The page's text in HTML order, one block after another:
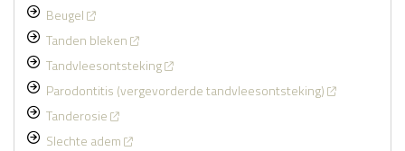
Beugel
Tanden bleken
Tandvleesontsteking
Parodontitis (vergevorderde tandvleesontsteking)
Tanderosie
Slechte adem